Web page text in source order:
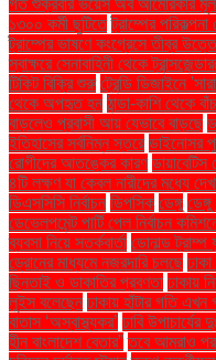
গত শুক্রবার ভয়েস অব আমেরিকার মূল
১৩০০ কর্মী ছুটিতে ট্রাম্পের
ট্রাম্পের ভাষণে কংগ্রেসে তীব্র
স্বাক্ষরে সেনাবাহিনী থেকে
টিকিট বিক্রি শুরু ট্রেন্ডি ডিজাইনে
থেকে অপহৃত হন ঠান্ডা-কাশি থেকে
বাড়লেও প্রবাসী আয় যেভাবে বাড়ছে
ইতিহাসের সর্বনিম্ন স্তরে ডাইনোসর
রোগীদের আতঙ্কের কারণ
৪টি লক্ষণ যা কেবল নারীদের মধ্যে
ডিএসসিসি নির্বাচন ডিপসিক ডেঙ্গু
ডেভেলপমেন্ট পার্টি পেল নির্বাচন
ব্যবসা নিয়ে সতর্কবার্তা ডোনাল্ড ট্রাম্প
ড্রোনের মাধ্যমে নজরদারি চলছে
ছিনতাই ও ডাকাতির প্রবণতা ঢাকায়
লুইস বলেছেন ঢাকায় হাঁটার গতি এখন
বাতাস ‘অস্বাস্থ্যকর’ ঢাবি
হীন বাংলাদেশ বেতার” তবে আমরাও